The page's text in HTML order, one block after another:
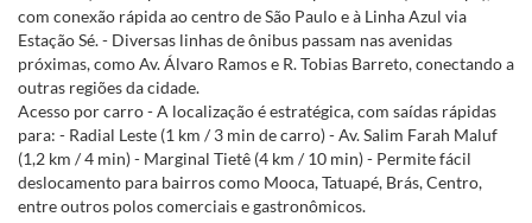
com conexão rápida ao centro de São Paulo e à Linha Azul via
Estação Sé. - Diversas linhas de ônibus passam nas avenidas
próximas, como Av. Álvaro Ramos e R. Tobias Barreto, conectando a
outras regiões da cidade.
Acesso por carro - A localização é estratégica, com saídas rápidas
para: - Radial Leste (1 km / 3 min de carro) - Av. Salim Farah Maluf
(1,2 km / 4 min) - Marginal Tietê (4 km / 10 min) - Permite fácil
deslocamento para bairros como Mooca, Tatuapé, Brás, Centro,
entre outros polos comerciais e gastronômicos.